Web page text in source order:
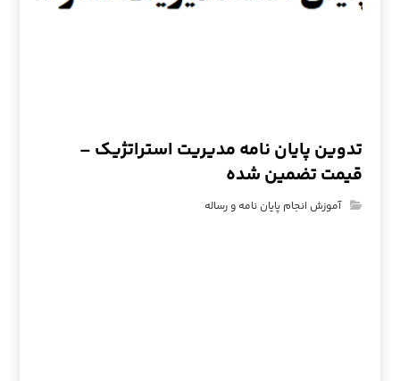
تدوین پایان نامه مدیریت استراتژیک –
قیمت تضمین شده
آموزش انجام پایان نامه و رساله